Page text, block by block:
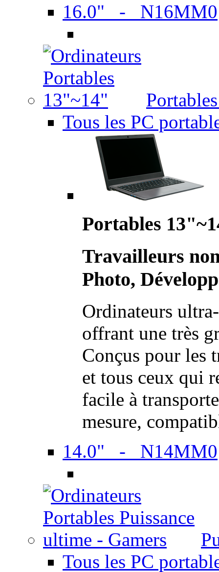
16.0" - N16MM0
Tous les PC
Portables
Travailleurs
Photo,
Ordinateurs
offrant une très
Conçus pour les
et tous ceux qui
facile à
mesure,
14.0" - N14MM0
Tous les PC